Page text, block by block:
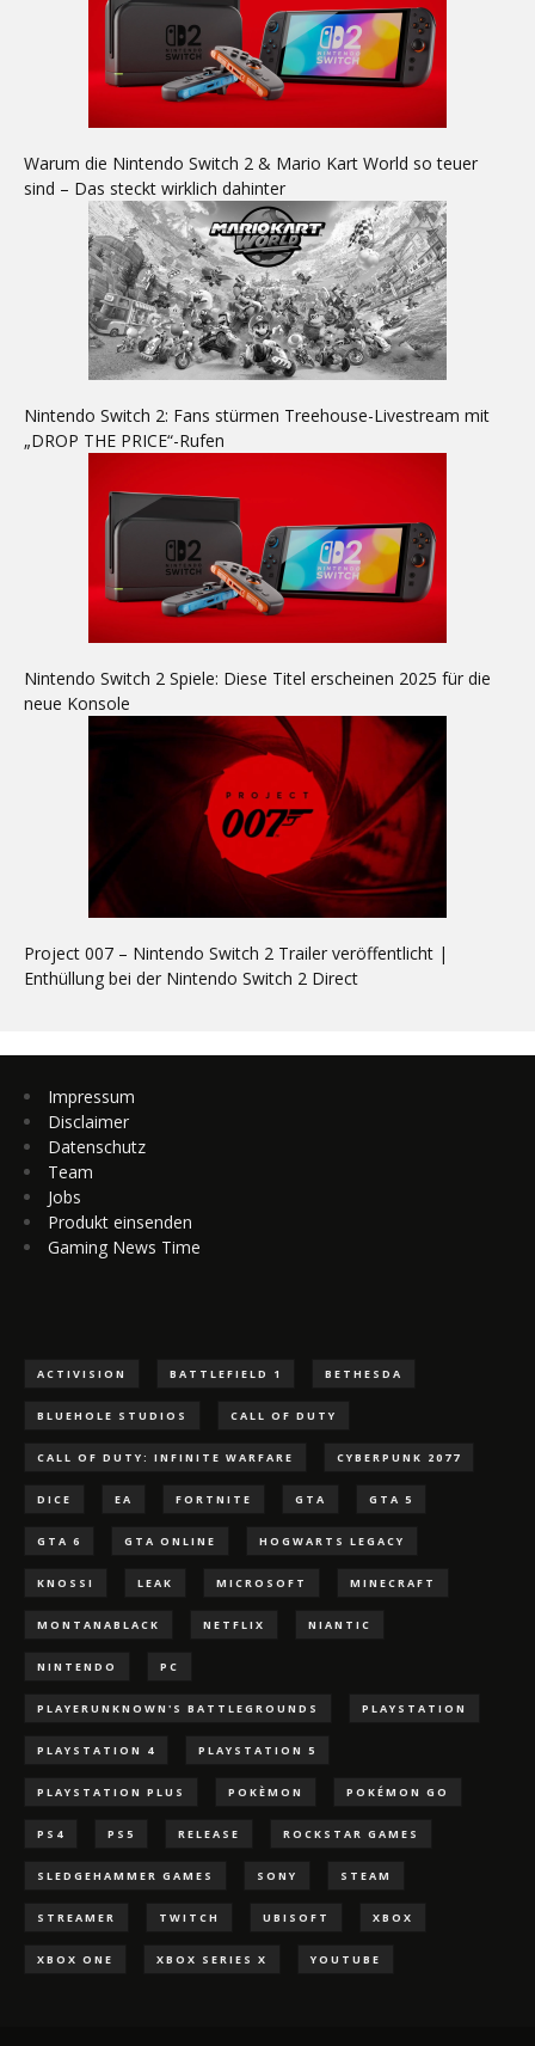
Warum die Nintendo Switch 2 & Mario Kart World so teuer
sind – Das steckt wirklich dahinter
Nintendo Switch 2: Fans stürmen Treehouse-Livestream mit
„DROP THE PRICE“-Rufen
Nintendo Switch 2 Spiele: Diese Titel erscheinen 2025 für die
neue Konsole
Project 007 – Nintendo Switch 2 Trailer veröffentlicht |
Enthüllung bei der Nintendo Switch 2 Direct
Impressum
Disclaimer
Datenschutz
Team
Jobs
Produkt einsenden
Gaming News Time
ACTIVISION BATTLEFIELD 1 BETHESDA
BLUEHOLE STUDIOS CALL OF DUTY
CALL OF DUTY: INFINITE WARFARE CYBERPUNK 2077
DICE EA FORTNITE GTA GTA 5
GTA 6 GTA ONLINE HOGWARTS LEGACY
KNOSSI LEAK MICROSOFT MINECRAFT
MONTANABLACK NETFLIX NIANTIC
NINTENDO PC
PLAYERUNKNOWN'S BATTLEGROUNDS PLAYSTATION
PLAYSTATION 4 PLAYSTATION 5
PLAYSTATION PLUS POKÈMON POKÉMON GO
PS4 PS5 RELEASE ROCKSTAR GAMES
SLEDGEHAMMER GAMES SONY STEAM
STREAMER TWITCH UBISOFT XBOX
XBOX ONE XBOX SERIES X YOUTUBE